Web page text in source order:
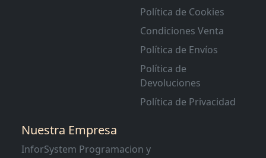
Política de Cookies
Condiciones Venta
Política de Envíos
Política de
Devoluciones
Política de Privacidad
Nuestra Empresa
InforSystem Programacion y